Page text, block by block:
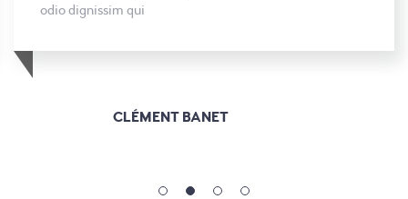
odio dignissim qui
CLÉMENT BANET